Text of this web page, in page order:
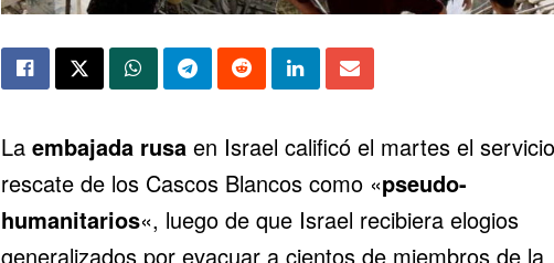
La embajada rusaen Israel calificó el martes el
rescate de los Cascos Blancos como «pseudo-
humanitarios«, luego de que Israel recibiera elogios
generalizados por evacuar a cientos de miembros de la